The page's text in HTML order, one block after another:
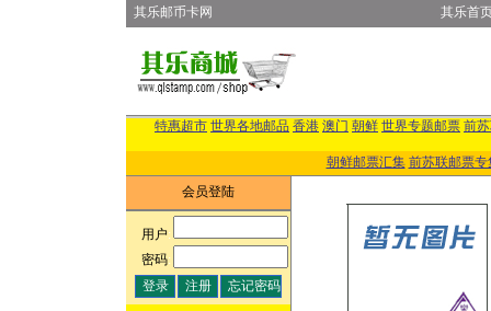
其乐邮币卡网 其乐首
特惠超市 世界各地邮品 香港 澳门 朝鲜 世界专题邮票 前
朝鲜邮票汇集 前苏联邮票专
会员登陆
用户:
密码: